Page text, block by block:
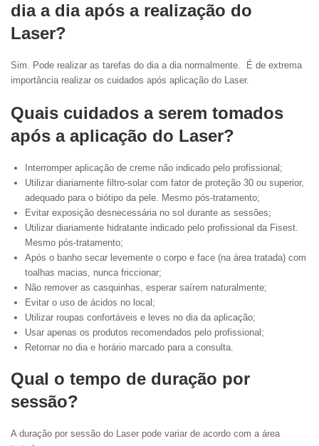
dia a dia após a realização do
Laser?
Sim. Pode realizar as tarefas do dia a dia normalmente. É de extrema
importância realizar os cuidados após aplicação do Laser.
Quais cuidados a serem tomados
após a aplicação do Laser?
Interromper aplicação de creme não indicado pelo profissional;
Utilizar diariamente filtro-solar com fator de proteção 30 ou superior,
adequado para o biótipo da pele. Mesmo pós-tratamento;
Evitar exposição desnecessária no sol durante as sessões;
Utilizar diariamente hidratante indicado pelo profissional da Fisest.
Mesmo pós-tratamento;
Após o banho secar levemente o corpo e face (na área tratada) com
toalhas macias, nunca friccionar;
Não remover as casquinhas, esperar saírem naturalmente;
Evitar o uso de ácidos no local;
Utilizar roupas confortáveis e leves no dia da aplicação;
Usar apenas os produtos recomendados pelo profissional;
Retornar no dia e horário marcado para a consulta.
Qual o tempo de duração por
sessão?
A duração por sessão do Laser pode variar de acordo com a área